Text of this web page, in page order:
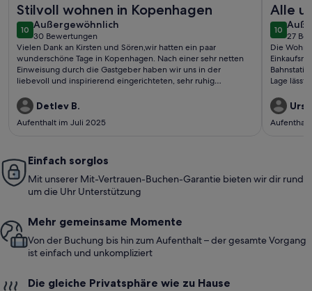
Stilvoll wohnen in Kopenhagen
1010 von 10
Außergewöhnlich
außergewöhnlich
30 Bewertungen
(30
bewertungen)
Vielen Dank an Kirsten und Sören,wir hatten ein paar
wunderschöne Tage in Kopenhagen. Nach einer sehr netten
Einweisung durch die Gastgeber haben wir uns in der
liebevoll und inspirierend eingerichteten, sehr ruhig
wieder!Detlev und Eike
Detlev B.
Aufenthalt im Juli 2025
Alle
erfüllt
1010 von
27
(27
Die
Lage lässt
zufrieden.
Einfach sorglos
Mit unserer Mit-Vertrauen-Buchen-Garantie bieten wir dir rund
um die Uhr Unterstützung
Mehr gemeinsame Momente
Von der Buchung bis hin zum Aufenthalt – der gesamte Vorgang
ist einfach und unkompliziert
Die gleiche Privatsphäre wie zu Hause